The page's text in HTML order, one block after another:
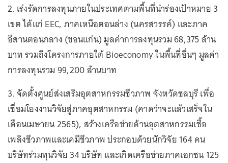
2. เร่งรัดการลงทุนภายในประเทศตามพื้นที่นำร่องเป้าหมาย 3
เขต ได้แก่ EEC, ภาคเหนือตอนล่าง (นครสวรรค์) และภาค
อีสานตอนกลาง (ขอนแก่น) มูลค่าการลงทุนรวม 68,375 ล้าน
บาท รวมถึงโครงการภายใต้ Bioeconomy ในพื้นที่อื่นๆ มูลค่า
การลงทุนรวม 99,200 ล้านบาท
3. จัดตั้งศูนย์ส่งเสริมอุตสาหกรรมชีวภาพ จังหวัดชลบุรี เพื่อ
เชื่อมโยงงานวิจัยสู่ภาคอุตสาหกรรม (คาดว่าจะแล้วเสร็จใน
เดือนเมษายน 2565), สร้างเครือข่ายด้านอุตสาหกรรมเชื้อ
เพลิงชีวภาพและเคมีชีวภาพ ประกอบด้วยนักวิจัย 164 คน
บริษัทร่วมทุนวิจัย 34 บริษัท และเกิดเครือข่ายภาคเอกชน 125